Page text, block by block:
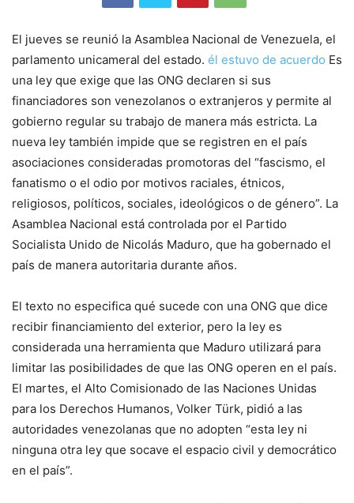
El jueves se reunió la Asamblea Nacional de Venezuela, el
parlamento unicameral del estado. él estuvo de acuerdo Es
una ley que exige que las ONG declaren si sus
financiadores son venezolanos o extranjeros y permite al
gobierno regular su trabajo de manera más estricta. La
nueva ley también impide que se registren en el país
asociaciones consideradas promotoras del “fascismo, el
fanatismo o el odio por motivos raciales, étnicos,
religiosos, políticos, sociales, ideológicos o de género”. La
Asamblea Nacional está controlada por el Partido
Socialista Unido de Nicolás Maduro, que ha gobernado el
país de manera autoritaria durante años.
El texto no especifica qué sucede con una ONG que dice
recibir financiamiento del exterior, pero la ley es
considerada una herramienta que Maduro utilizará para
limitar las posibilidades de que las ONG operen en el país.
El martes, el Alto Comisionado de las Naciones Unidas
para los Derechos Humanos, Volker Türk, pidió a las
autoridades venezolanas que no adopten “esta ley ni
ninguna otra ley que socave el espacio civil y democrático
en el país”.